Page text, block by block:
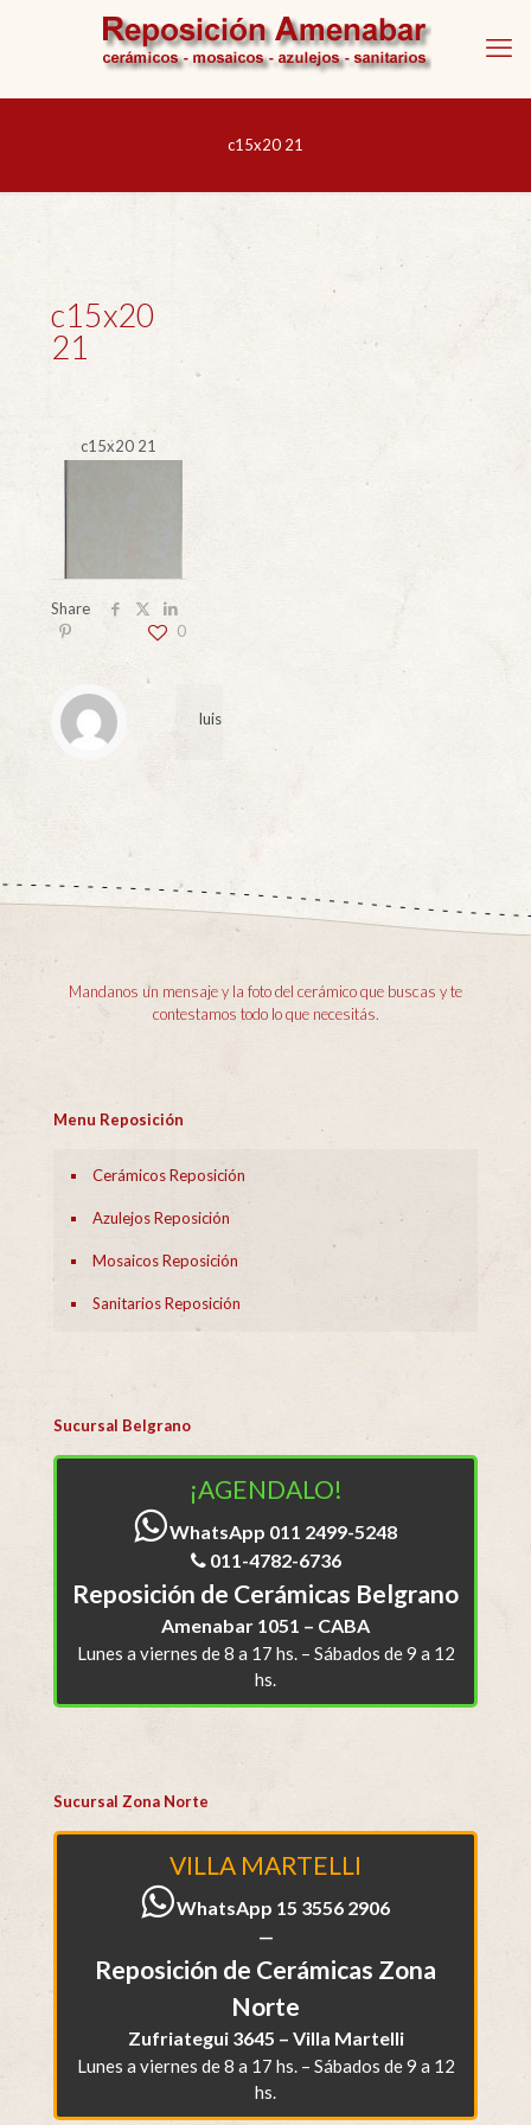
c15x20 21
c15x20
21
c15x20 21
Share
0
luis
Mandanos un mensaje y la foto del cerámico que buscas y te
contestamos todo lo que necesitás.
Menu Reposición
Cerámicos Reposición
Azulejos Reposición
Mosaicos Reposición
Sanitarios Reposición
Sucursal Belgrano
¡AGENDALO!
WhatsApp 011 2499-5248
011-4782-6736
Reposición de Cerámicas Belgrano
Amenabar 1051 – CABA
Lunes a viernes de 8 a 17 hs. – Sábados de 9 a 12
hs.
Sucursal Zona Norte
VILLA MARTELLI
WhatsApp 15 3556 2906
—
Reposición de Cerámicas Zona
Norte
Zufriategui 3645 – Villa Martelli
Lunes a viernes de 8 a 17 hs. – Sábados de 9 a 12
hs.